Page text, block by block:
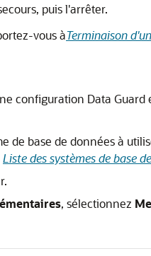
puis l'arrêter.
vous àTerminaison
configuration Data
de base de données à
Liste des systèmes de base
, sélectionnez